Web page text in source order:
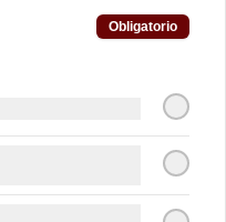
Obligatorio